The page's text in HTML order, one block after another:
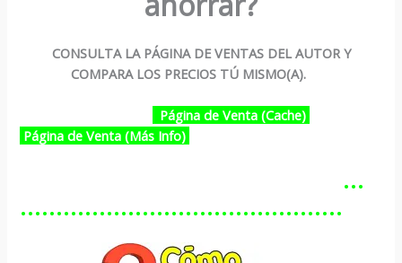
CONSULTA LA PÁGINA DE VENTAS DEL AUTOR Y
COMPARA LOS PRECIOS TÚ MISMO(A).
Página de Venta (Cache)
Página de Venta (Más Info)
…………………………………………
………………………………………